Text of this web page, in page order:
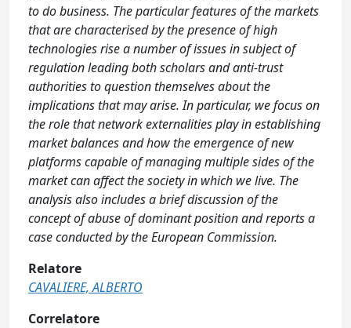
to do business. The particular features of the markets
that are characterised by the presence of high
technologies rise a number of issues in subject of
regulation leading both scholars and anti-trust
authorities to question themselves about the
implications that may arise. In particular, we focus on
the role that network externalities play in establishing
market balances and how the emergence of new
platforms capable of managing multiple sides of the
market can affect the society in which we live. The
analysis also includes a brief discussion of the
concept of abuse of dominant position and reports a
case conducted by the European Commission.
Relatore
CAVALIERE, ALBERTO
Correlatore